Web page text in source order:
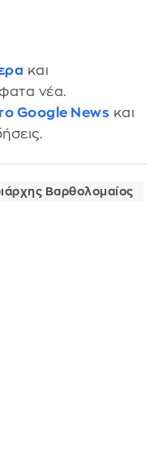
και
νέα.
Google News και
Βαρθολομαίος